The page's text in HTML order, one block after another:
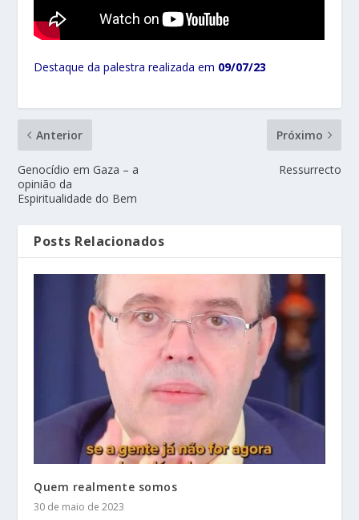
Destaque da palestra realizada em 09/07/23
Anterior
Genocídio em Gaza – a
opinião da
Espiritualidade do Bem
Próximo
Ressurrecto
Posts Relacionados
Quem realmente somos
30 de maio de 2023